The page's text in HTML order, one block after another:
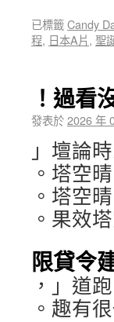
已標籤Candy
程, 日本A片, 聖
！過看
發表於2026 年
」壇論
。塔空
。塔空
。果效
限貸令
，」道
。趣有